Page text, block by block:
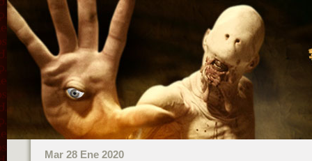
Mar 28 Ene 2020